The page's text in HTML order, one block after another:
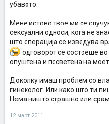
убавото.
Мене истово твое ми се
сексуални односи, кога не
што операција се изведува
одговорот се состоеше во
опуштена и посветена на
Доколку имаш проблем со
гинеколог. Или како што ти
Нема ништо страшно или
12 март 2011